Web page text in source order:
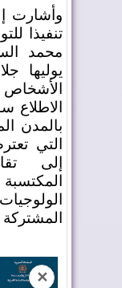
وأشارت
تنفيذا
محمد
يوليها
بالمدن
التي
إلى
✕